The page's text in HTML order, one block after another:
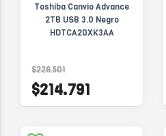
Toshiba Canvio Advance
2TB USB 3.0 Negro
HDTCA20XK3AA
$228.501
$214.791